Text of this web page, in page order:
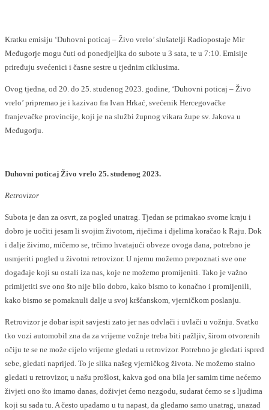
Kratku emisiju ‘Duhovni poticaj – Živo vrelo’ slušatelji Radiopostaje Mir
Međugorje mogu čuti od ponedjeljka do subote u 3 sata, te u 7:10. Emisije
priređuju svećenici i časne sestre u tjednim ciklusima.
Ovog tjedna, od 20. do 25. studenog 2023. godine, ‘Duhovni poticaj – Živo
vrelo’ pripremao je i kazivao fra Ivan Hrkać, svećenik Hercegovačke
franjevačke provincije, koji je na službi župnog vikara župe sv. Jakova u
Međugorju.
Duhovni poticaj Živo vrelo 25. studenog 2023.
Retrovizor
Subota je dan za osvrt, za pogled unatrag. Tjedan se primakao svome kraju i
dobro je uočiti jesam li svojim životom, riječima i djelima koračao k Raju. Dok
i dalje živimo, mičemo se, trčimo hvatajući obveze ovoga dana, potrebno je
usmjeriti pogled u životni retrovizor. U njemu možemo prepoznati sve one
događaje koji su ostali iza nas, koje ne možemo promijeniti. Tako je važno
primijetiti sve ono što nije bilo dobro, kako bismo to konačno i promijenili,
kako bismo se pomaknuli dalje u svoj kršćanskom, vjerničkom poslanju.
Retrovizor je dobar ispit savjesti zato jer nas odvlači i uvlači u vožnju. Svatko
tko vozi automobil zna da za vrijeme vožnje treba biti pažljiv, širom otvorenih
očiju te se ne može cijelo vrijeme gledati u retrovizor. Potrebno je gledati ispred
sebe, gledati naprijed. To je slika našeg vjerničkog života. Ne možemo stalno
gledati u retrovizor, u našu prošlost, kakva god ona bila jer samim time nećemo
živjeti ono što imamo danas, doživjet ćemo nezgodu, sudarat ćemo se s ljudima
koji su sada tu. A često upadamo u tu napast, da gledamo samo unatrag, unazad